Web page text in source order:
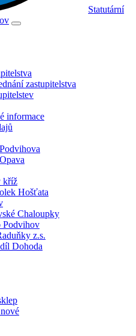
Statutární
zastupitelstva
informace
kříž
Hošťata
Chaloupky
Podvihov
z.s.
Dohoda